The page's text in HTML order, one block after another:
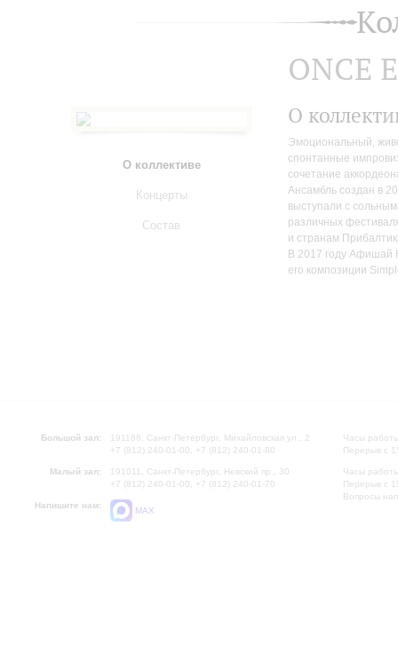
О коллективе
Концерты
Состав
ONCE
О
Эмоциональный,
спонтанные
сочетание
Ансамбль создан в
выступали с
различных
и странам
В 2017 году Афишай
его композиции
Большой зал:
191186, Санкт-Петербург, Михайловская ул., 2
+7 (812) 240-01-00, +7 (812) 240-01-80
Малый зал:
191011, Санкт-Петербург, Невский пр., 30
+7 (812) 240-01-00, +7 (812) 240-01-70
Напишите нам:
MAX
Часы
Перерыв с
Часы
Перерыв с
Вопросы